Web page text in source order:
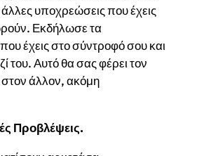
υποχρεώσεις που έχεις
Εκδήλωσε τα
έχεις στο σύντροφό σου και
του. Αυτό θα σας φέρει τον
άλλον, ακόμη
Προβλέψεις.